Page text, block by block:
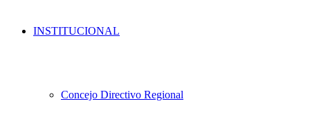
INSTITUCIONAL
Concejo Directivo Regional